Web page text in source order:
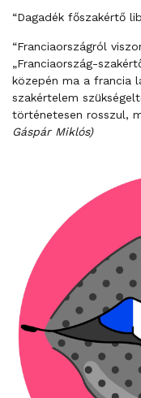
“Dagadék főszakértő
“Franciaországról
„Franciaország-
közepén ma a francia
szakértelem
történetesen rosszul,
Gáspár Miklós)